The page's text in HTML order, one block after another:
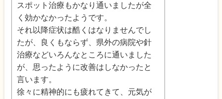
スポット治療もかなり通いましたが全
く効かなかったようです。
それ以降症状は酷くはなりませんでし
たが、良くもならず、県外の病院や針
治療などいろんなところに通いました
が、思ったように改善はしなかったと
言います。
徐々に精神的にも疲れてきて、元気が